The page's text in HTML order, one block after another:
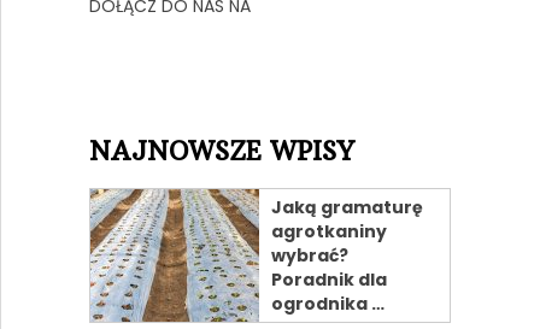
DOŁĄCZ DO NAS NA
NAJNOWSZE WPISY
Jaką gramaturę
agrotkaniny
wybrać?
Poradnik dla
ogrodnika …